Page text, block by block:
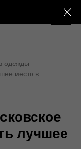
одежды
место в
лучшее